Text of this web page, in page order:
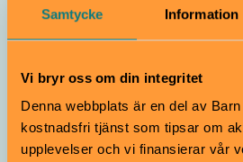
Samtycke Information
Vi bryr oss om din integritet
Denna webbplats är en del av
kostnadsfri tjänst som tipsar om
upplevelser och vi finansierar vår
Alla åldrar
modern och samtida konst från